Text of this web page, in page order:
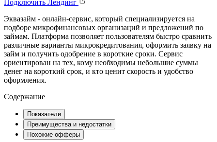
Подключить Лендинг
Эквазайм - онлайн-сервис, который специализируется на
подборе микрофинансовых организаций и предложений по
займам. Платформа позволяет пользователям быстро сравнить
различные варианты микрокредитования, оформить заявку на
займ и получить одобрение в короткие сроки. Сервис
ориентирован на тех, кому необходимы небольшие суммы
денег на короткий срок, и кто ценит скорость и удобство
оформления.
Содержание
Показатели
Преимущества и недостатки
Похожие офферы